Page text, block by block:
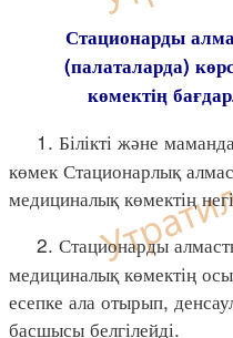
Стационарды
(палаталарда)
көмектің
1. Білікті және
көмек Стационарлық
медициналық көмектің
2. Стационарды
медициналық көмектің осы
есепке ала отырып,
басшысы белгілейді.